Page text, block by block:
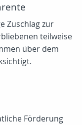
Zuschlag zur
teilweise
über dem
Förderung